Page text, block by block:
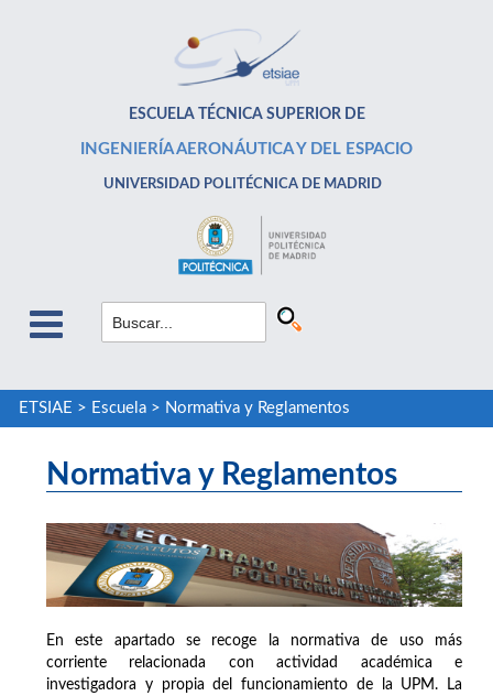
ESCUELA TÉCNICA SUPERIOR DE
INGENIERÍA AERONÁUTICA Y DEL ESPACIO
UNIVERSIDAD POLITÉCNICA DE MADRID
ETSIAE > Escuela> Normativa y Reglamentos
Normativa y Reglamentos
En este apartado se recoge la normativa de uso más
corriente relacionada con actividad académica e
investigadora y propia del funcionamiento de la UPM. La